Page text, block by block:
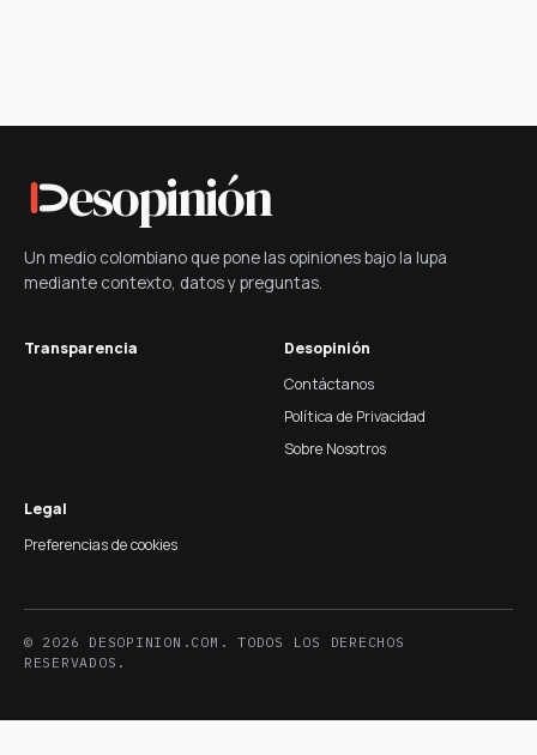
esopinión
Un medio colombiano que pone las opiniones bajo la lupa
mediante contexto, datos y preguntas.
Transparencia
Desopinión
Contáctanos
Política de Privacidad
Sobre Nosotros
Legal
Preferencias de cookies
© 2026 DESOPINION.COM. TODOS LOS DERECHOS
RESERVADOS.